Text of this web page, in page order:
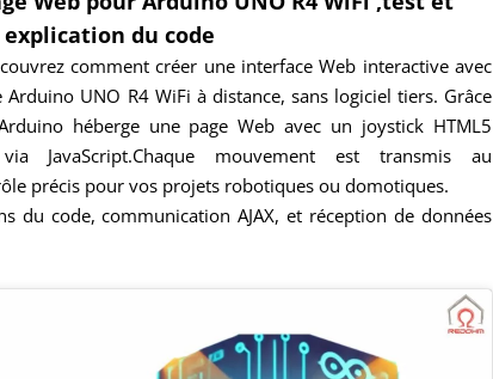
explication du code
comment créer une interface Web interactive avec
UNO R4 WiFi à distance, sans logiciel tiers. Grâce
héberge une page Web avec un joystick HTML5
JavaScript.Chaque mouvement est transmis au
précis pour vos projets robotiques ou domotiques.
du code, communication AJAX, et réception de données